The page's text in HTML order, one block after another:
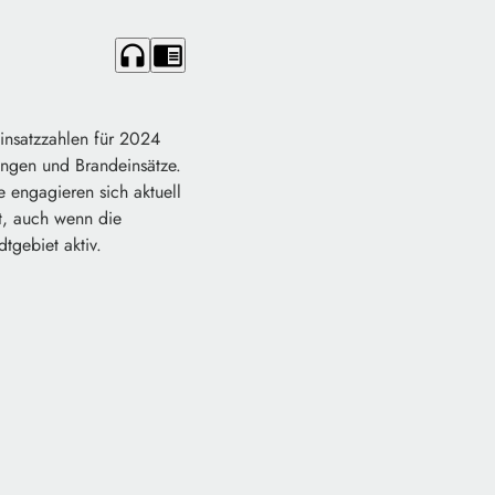
headphones chrome_reader_mode
für 2024
und Brandeinsätze.
engagieren sich aktuell
auch wenn die
aktiv.